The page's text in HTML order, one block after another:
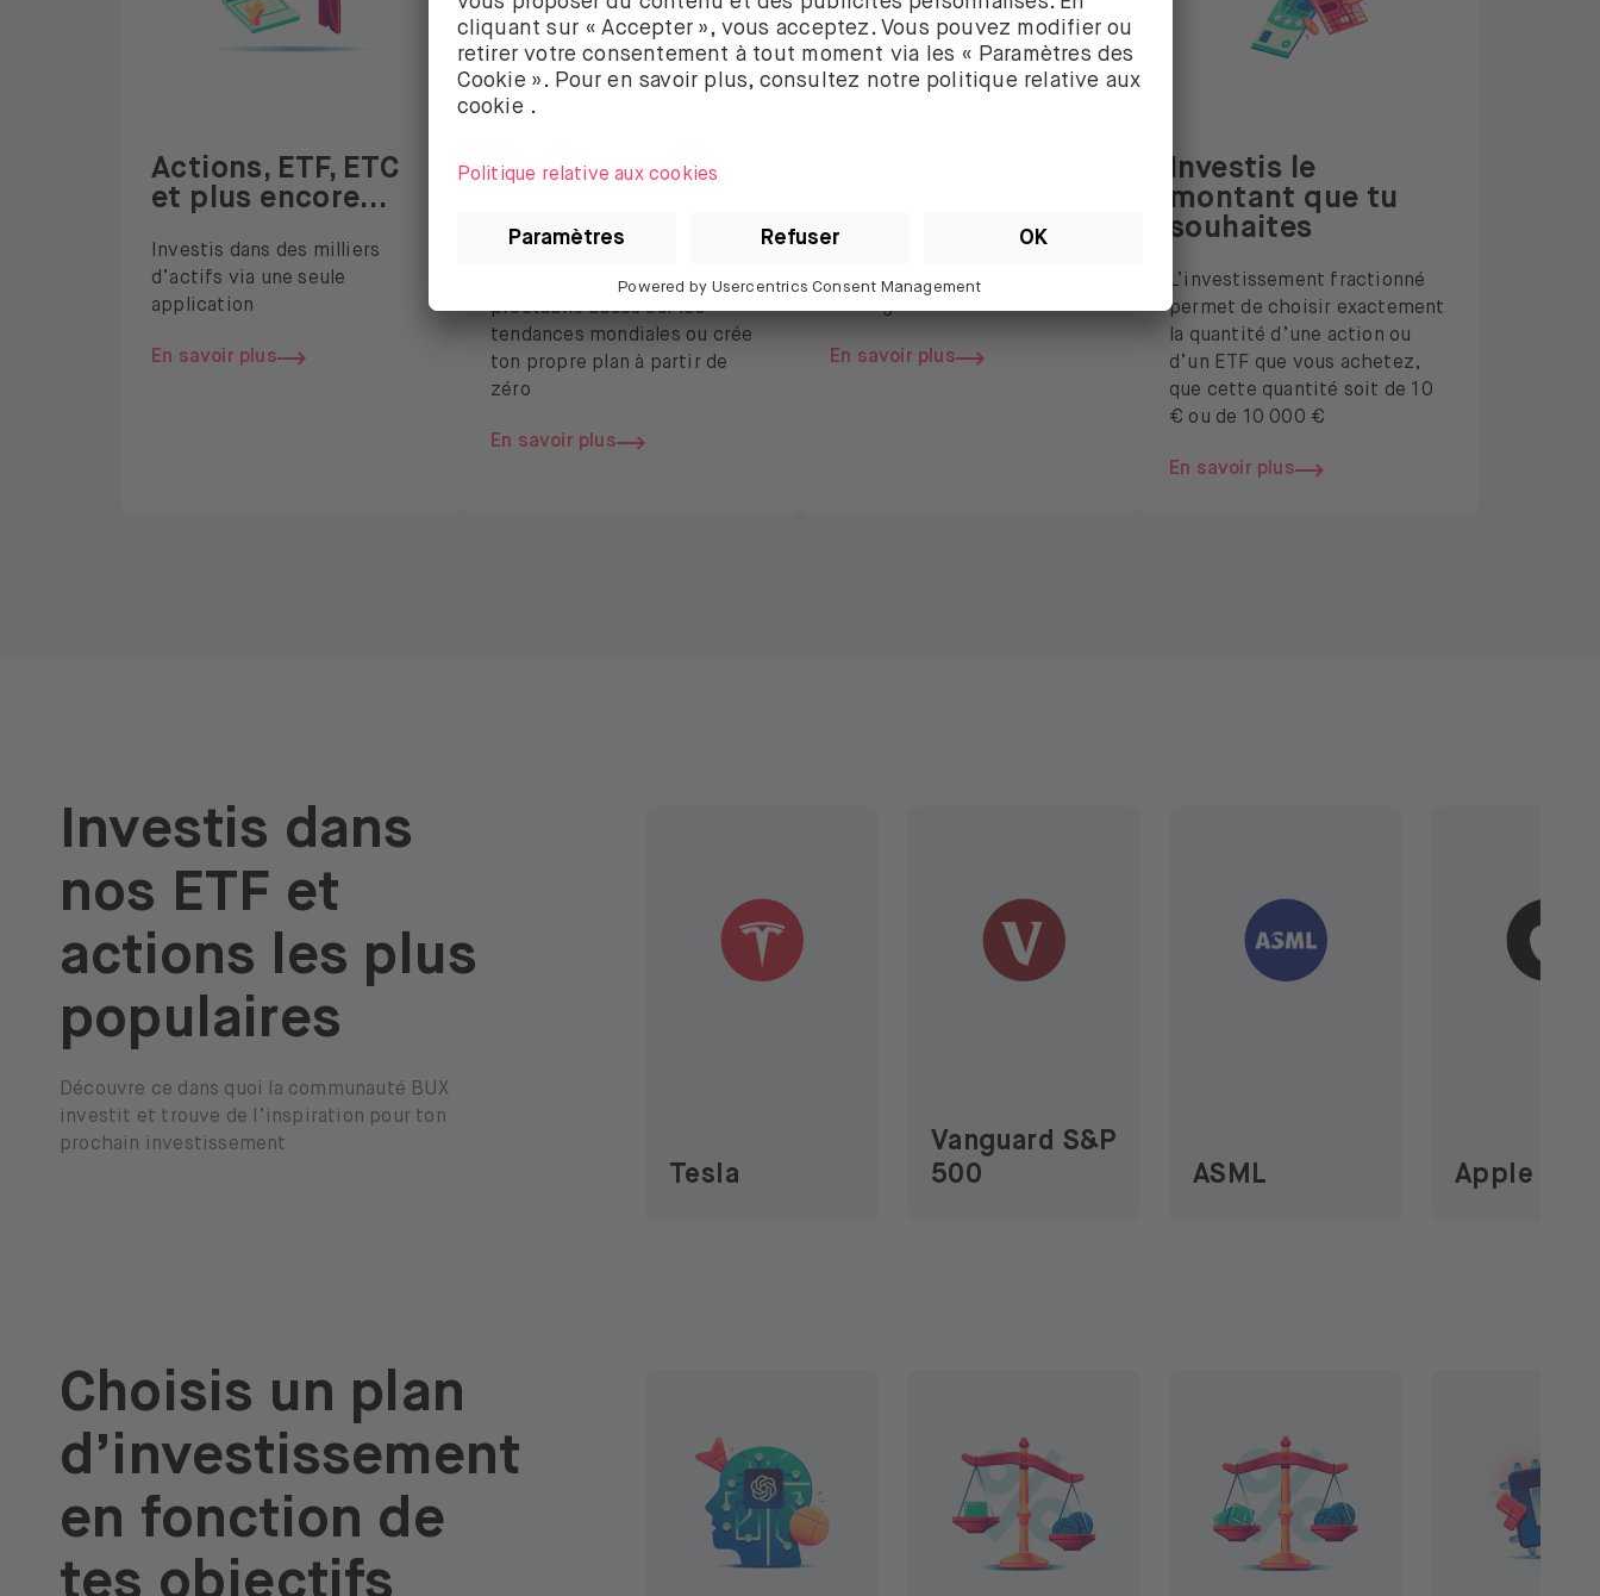
Actions, ETF, ETC
et plus encore…
Investis dans des milliers
d’actifs via une seule
application
En savoir plus
Automatise tes
avec les plans
Fais ton choix parmi des plans
préétablis basés sur les
tendances mondiales ou crée
ton propre plan à partir de
zéro
En savoir plus
chaque mois en conservant
ton argent chez BUX
En savoir plus
Investis le
montant que tu
souhaites
L’investissement fractionné
permet de choisir exactement
la quantité d’une action ou
d’un ETF que vous achetez,
que cette quantité soit de 10
€ ou de 10 000 €
En savoir plus
Investis dans
nos ETF et
actions les plus
populaires
Découvre ce dans quoi la communauté BUX
investit et trouve de l’inspiration pour ton
prochain investissement
Tesla
Vanguard S&P
500
ASML Apple
Choisis un plan
d’investissement
en fonction de